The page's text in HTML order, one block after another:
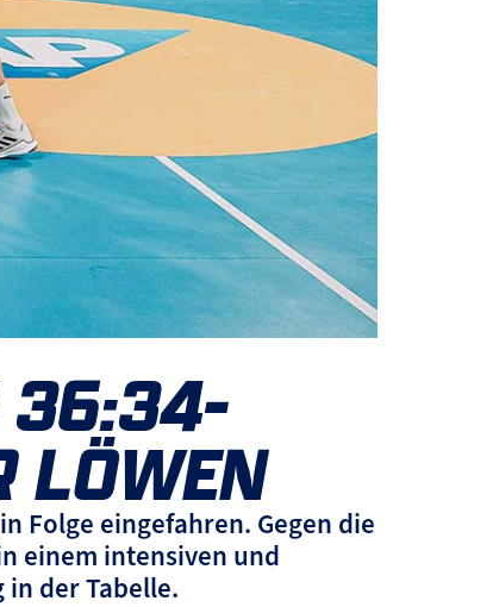
36:34-
LÖWEN
Folge eingefahren. Gegen die
einem intensiven und
in der Tabelle.